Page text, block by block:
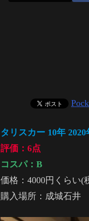
タリスカー 10年
評価：6点
コスパ： B
価格：4000円くらい(
購入場所：成城石井